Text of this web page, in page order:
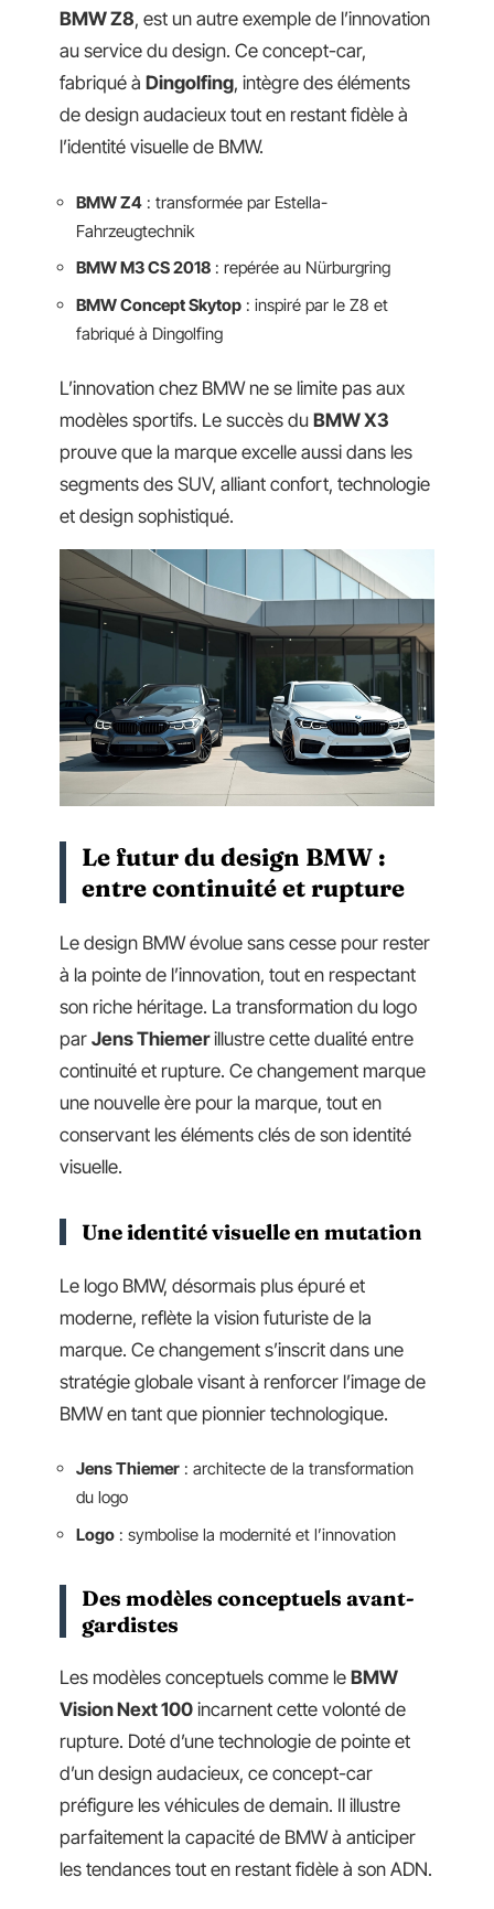
BMW Z8, est un autre exemple de l’innovation
au service du design. Ce concept-car,
fabriqué à Dingolfing, intègre des éléments
de design audacieux tout en restant fidèle à
l’identité visuelle de BMW.
BMW Z4 : transformée par Estella-
Fahrzeugtechnik
BMW M3 CS 2018 : repérée au Nürburgring
BMW Concept Skytop : inspiré par le Z8 et
fabriqué à Dingolfing
L’innovation chez BMW ne se limite pas aux
modèles sportifs. Le succès du BMW X3
prouve que la marque excelle aussi dans les
segments des SUV, alliant confort, technologie
et design sophistiqué.
Le futur du design BMW :
entre continuité et rupture
Le design BMW évolue sans cesse pour rester
à la pointe de l’innovation, tout en respectant
son riche héritage. La transformation du logo
par Jens Thiemerillustre cette dualité entre
continuité et rupture. Ce changement marque
une nouvelle ère pour la marque, tout en
conservant les éléments clés de son identité
visuelle.
Une identité visuelle en mutation
Le logo BMW, désormais plus épuré et
moderne, reflète la vision futuriste de la
marque. Ce changement s’inscrit dans une
stratégie globale visant à renforcer l’image de
BMW en tant que pionnier technologique.
Jens Thiemer : architecte de la transformation
du logo
Logo : symbolise la modernité et l’innovation
Des modèles conceptuels avant-
gardistes
Les modèles conceptuels comme le BMW
Vision Next 100 incarnent cette volonté de
rupture. Doté d’une technologie de pointe et
d’un design audacieux, ce concept-car
préfigure les véhicules de demain. Il illustre
parfaitement la capacité de BMW à anticiper
les tendances tout en restant fidèle à son ADN.